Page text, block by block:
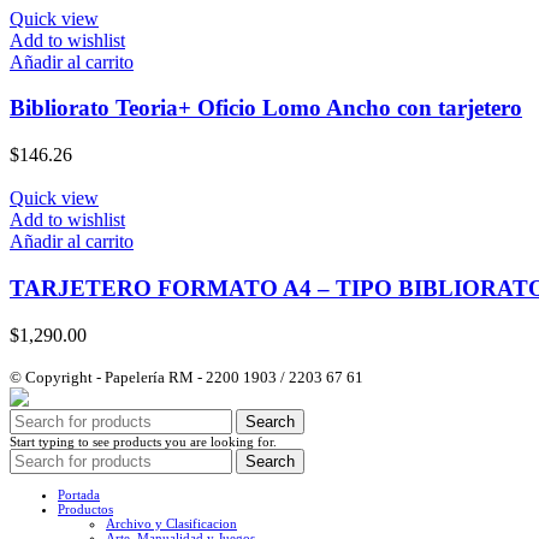
Quick view
Add to wishlist
Añadir al carrito
Bibliorato Teoria+ Oficio Lomo Ancho con tarjetero
$146.26
Quick view
Add to wishlist
Añadir al carrito
TARJETERO FORMATO A4 – TIPO
$1,290.00
© Copyright - Papelería RM - 2200 1903 / 2203 67 61
Search
Start typing to see products you are looking for.
Search
Portada
Productos
Archivo y Clasificacion